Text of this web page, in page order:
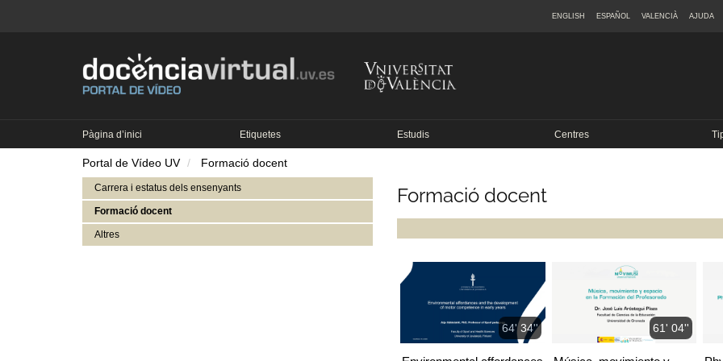
ENGLISH ESPAÑOL VALENCIÀ AJUDA
Pàgina d’inici Etiquetes Estudis Centres
Portal de Vídeo UV Formació docent
Carrera i estatus dels ensenyants
Formació docent
Altres
Formació docent
64' 34'' 61' 04''